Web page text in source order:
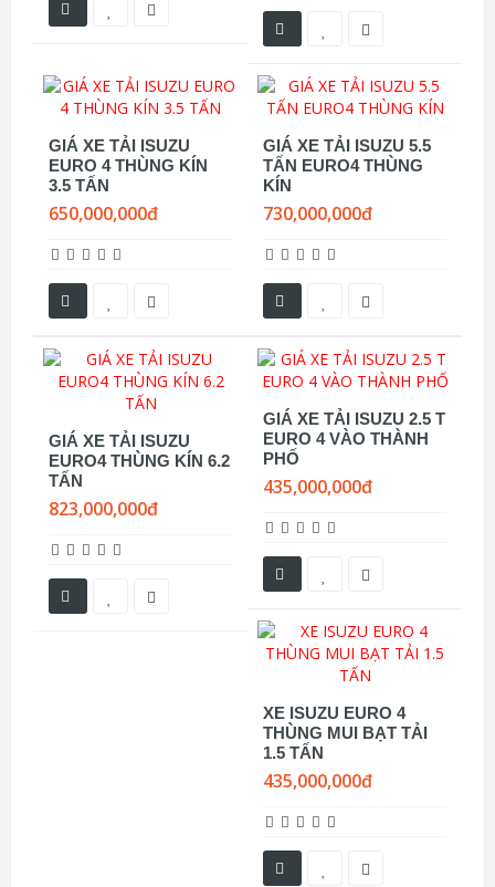
GIÁ XE TẢI ISUZU
EURO 4 THÙNG KÍN
3.5 TẤN
650,000,000đ
GIÁ XE TẢI ISUZU 5.5
TẤN EURO4 THÙNG
KÍN
730,000,000đ
GIÁ XE TẢI ISUZU
EURO4 THÙNG KÍN 6.2
TẤN
823,000,000đ
GIÁ XE TẢI ISUZU 2.5 T
EURO 4 VÀO THÀNH
PHỐ
435,000,000đ
XE ISUZU EURO 4
THÙNG MUI BẠT TẢI
1.5 TẤN
435,000,000đ